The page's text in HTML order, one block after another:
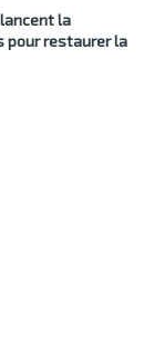
lancent la
pour restaurer la